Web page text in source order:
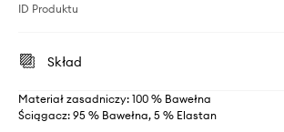
ID Produktu
Skład
Materiał zasadniczy: 100 % Bawełna
Ściągacz: 95 % Bawełna, 5 % Elastan